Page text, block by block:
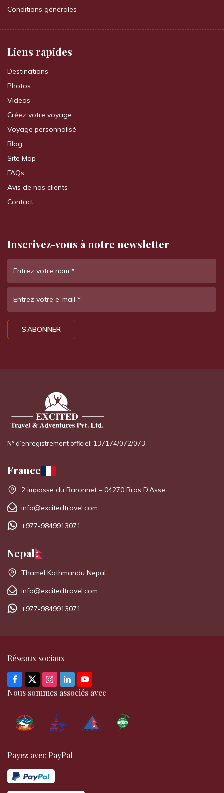
Conditions générales
Liens rapides
Destinations
Photos
Videos
Créez votre voyage
Voyage personnalisé
Blog
Site Map
FAQs
Avis de nos clients
Contact
Inscrivez-vous à notre newsletter
Entrez votre nom *
Entrez votre e-mail *
S’ABONNER
N° d’enregistrement officiel: 137174/072/073
France
2 impasse du Baronnet – 04270 Bras D’Asse
info@excitedtravel.com
+977-9849913071
Nepal
Thamel Kathmandu Nepal
info@excitedtravel.com
+977-9849913071
Réseaux sociaux
Nous sommes associés avec
Payez avec PayPal